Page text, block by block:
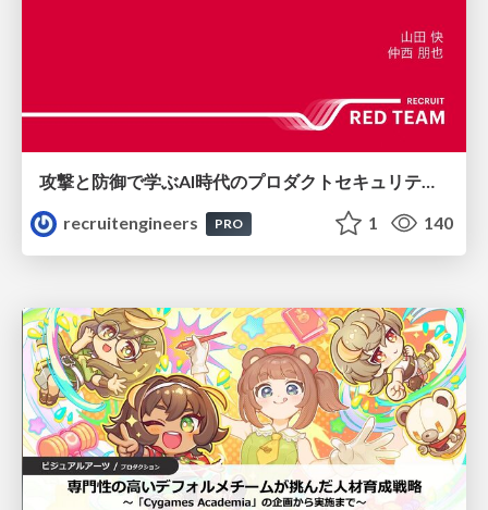
攻撃と防御で学ぶAI時代のプロダクトセキュリティ演習
recruitengineers
PRO 1 140